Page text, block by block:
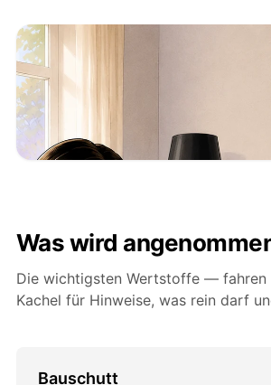
Was wird
Die wichtigsten Wertstoffe — fahren
Kachel für Hinweise, was rein darf
Bauschutt